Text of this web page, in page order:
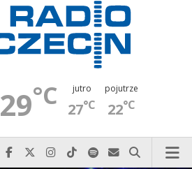
29°C jutro
27°C
pojutrze
22°C
Najlepiej po prostu do nas zadzwoń
Odwiedź nas na Facebook-u
Odwiedź nas na X
Odwiedź nas na Instagram-ie
Odwiedź nas na TikTok-u
Szukaj nas na Spotify
Wyślij do nas
Szukaj